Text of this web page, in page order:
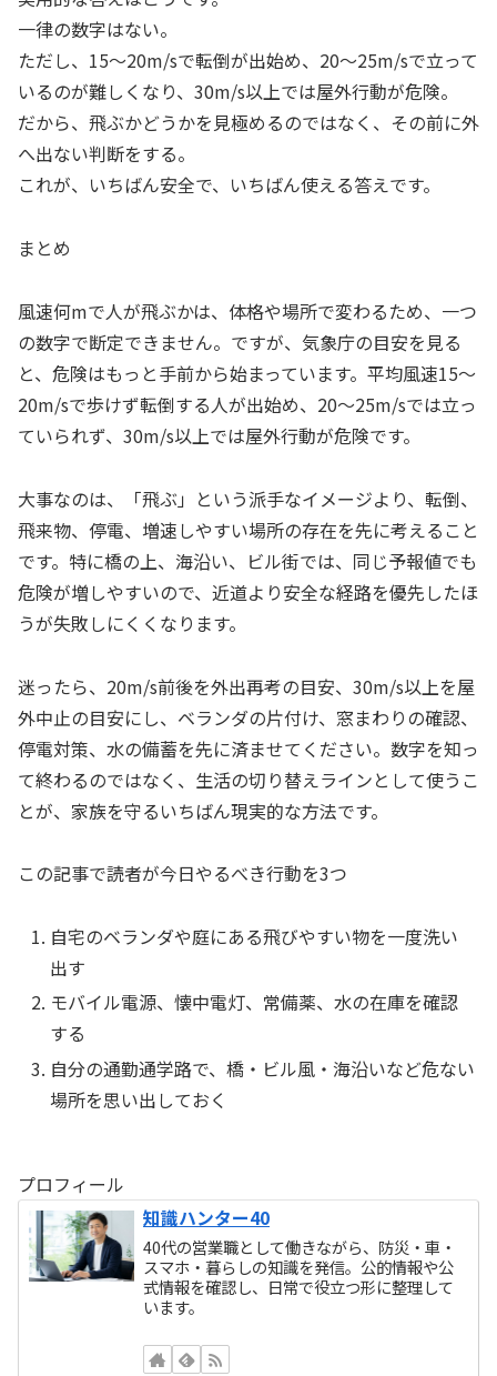
一律の数字はない。
ただし、15〜20m/sで転倒が出始め、20〜25m/sで立って
いるのが難しくなり、30m/s以上では屋外行動が危険。
だから、飛ぶかどうかを見極めるのではなく、その前に外
へ出ない判断をする。
これが、いちばん安全で、いちばん使える答えです。
まとめ
風速何mで人が飛ぶかは、体格や場所で変わるため、一つ
の数字で断定できません。ですが、気象庁の目安を見る
と、危険はもっと手前から始まっています。平均風速15〜
20m/sで歩けず転倒する人が出始め、20〜25m/sでは立っ
ていられず、30m/s以上では屋外行動が危険です。
大事なのは、「飛ぶ」という派手なイメージより、転倒、
飛来物、停電、増速しやすい場所の存在を先に考えること
です。特に橋の上、海沿い、ビル街では、同じ予報値でも
危険が増しやすいので、近道より安全な経路を優先したほ
うが失敗しにくくなります。
迷ったら、20m/s前後を外出再考の目安、30m/s以上を屋
外中止の目安にし、ベランダの片付け、窓まわりの確認、
停電対策、水の備蓄を先に済ませてください。数字を知っ
て終わるのではなく、生活の切り替えラインとして使うこ
とが、家族を守るいちばん現実的な方法です。
この記事で読者が今日やるべき行動を3つ
自宅のベランダや庭にある飛びやすい物を一度洗い
出す
モバイル電源、懐中電灯、常備薬、水の在庫を確認
する
自分の通勤通学路で、橋・ビル風・海沿いなど危ない
場所を思い出しておく
プロフィール
知識ハンター40
40代の営業職として働きながら、防災・車・
スマホ・暮らしの知識を発信。公的情報や公
式情報を確認し、日常で役立つ形に整理して
います。